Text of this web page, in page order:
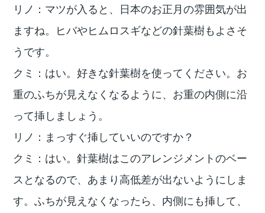
リノ：マツが入ると、日本のお正月の雰囲気が出
ますね。ヒバやヒムロスギなどの針葉樹もよさそ
うです。
クミ：はい。好きな針葉樹を使ってください。お
重のふちが見えなくなるように、お重の内側に沿
って挿しましょう。
リノ：まっすぐ挿していいのですか？
クミ：はい。針葉樹はこのアレンジメントのベー
スとなるので、あまり高低差が出ないようにしま
す。ふちが見えなくなったら、内側にも挿して、